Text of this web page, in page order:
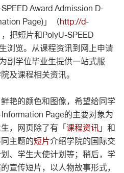
Award Admission D-
Page)」（http://d-
把短片和PolyU-SPEED
浏览。从课程资讯到网上申请
副学位毕业生提供一站式服
及课程相关资讯。
艳的颜色和图像，希望给同学
Page的主要对象为
，网页除了有「 课程资讯 」和
主题的短片介绍学院的国际交
、学生大使计划等；稍后，学
宣传短片，以人物故事形式，